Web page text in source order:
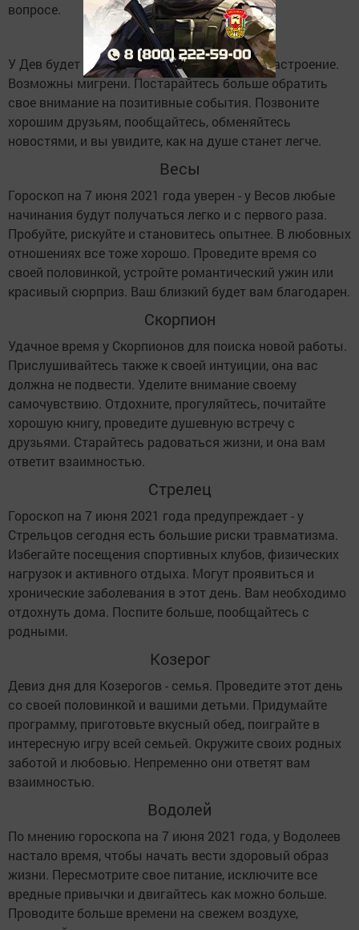
вопросе.
Дева
У Дев будет сильный упадок сил и плохое настроение.
Возможны мигрени. Постарайтесь больше обратить
свое внимание на позитивные события. Позвоните
хорошим друзьям, пообщайтесь, обменяйтесь
новостями, и вы увидите, как на душе станет легче.
Весы
Гороскоп на 7 июня 2021 года уверен - у Весов любые
начинания будут получаться легко и с первого раза.
Пробуйте, рискуйте и становитесь опытнее. В любовных
отношениях все тоже хорошо. Проведите время со
своей половинкой, устройте романтический ужин или
красивый сюрприз. Ваш близкий будет вам благодарен.
Скорпион
Удачное время у Скорпионов для поиска новой работы.
Прислушивайтесь также к своей интуиции, она вас
должна не подвести. Уделите внимание своему
самочувствию. Отдохните, прогуляйтесь, почитайте
хорошую книгу, проведите душевную встречу с
друзьями. Старайтесь радоваться жизни, и она вам
ответит взаимностью.
Стрелец
Гороскоп на 7 июня 2021 года предупреждает - у
Стрельцов сегодня есть большие риски травматизма.
Избегайте посещения спортивных клубов, физических
нагрузок и активного отдыха. Могут проявиться и
хронические заболевания в этот день. Вам необходимо
отдохнуть дома. Поспите больше, пообщайтесь с
родными.
Козерог
Девиз дня для Козерогов - семья. Проведите этот день
со своей половинкой и вашими детьми. Придумайте
программу, приготовьте вкусный обед, поиграйте в
интересную игру всей семьей. Окружите своих родных
заботой и любовью. Непременно они ответят вам
взаимностью.
Водолей
По мнению гороскопа на 7 июня 2021 года, у Водолеев
настало время, чтобы начать вести здоровый образ
жизни. Пересмотрите свое питание, исключите все
вредные привычки и двигайтесь как можно больше.
Проводите больше времени на свежем воздухе,